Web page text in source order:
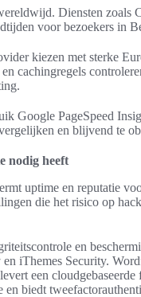
Diensten
voor bezoekers in
kiezen met sterke
cachingregels
Google PageSpeed
en blijvend te
nodig heeft
uptime en reputatie
die het risico op
en
iThemes Security.
een
biedt